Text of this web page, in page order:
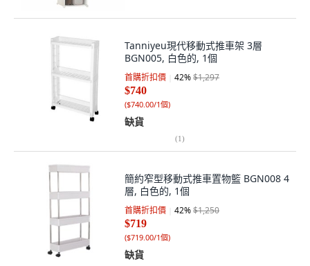
Tanniyeu現代移動式推車架 3層
BGN005, 白色的, 1個
首購折扣價 42%$1,297
$740
($740.00/1個)
缺貨
(1)
簡約窄型移動式推車置物籃 BGN008 4
層, 白色的, 1個
首購折扣價 42%$1,250
$719
($719.00/1個)
缺貨